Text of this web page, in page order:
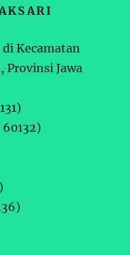
Kecamatan
Provinsi Jawa